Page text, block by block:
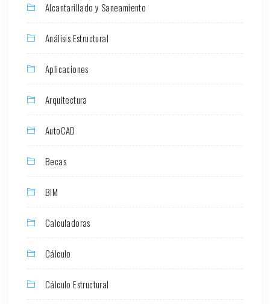
Alcantarillado y Saneamiento
Análisis Estructural
Aplicaciones
Arquitectura
AutoCAD
Becas
BIM
Calculadoras
Cálculo
Cálculo Estructural